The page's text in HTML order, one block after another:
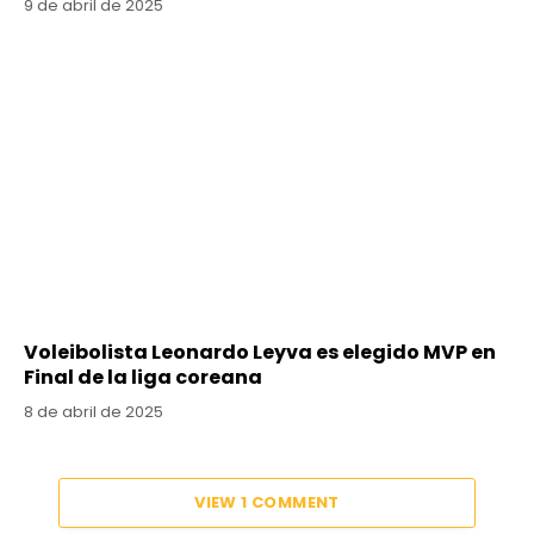
9 de abril de 2025
Voleibolista Leonardo Leyva es elegido MVP en
Final de la liga coreana
8 de abril de 2025
VIEW 1 COMMENT